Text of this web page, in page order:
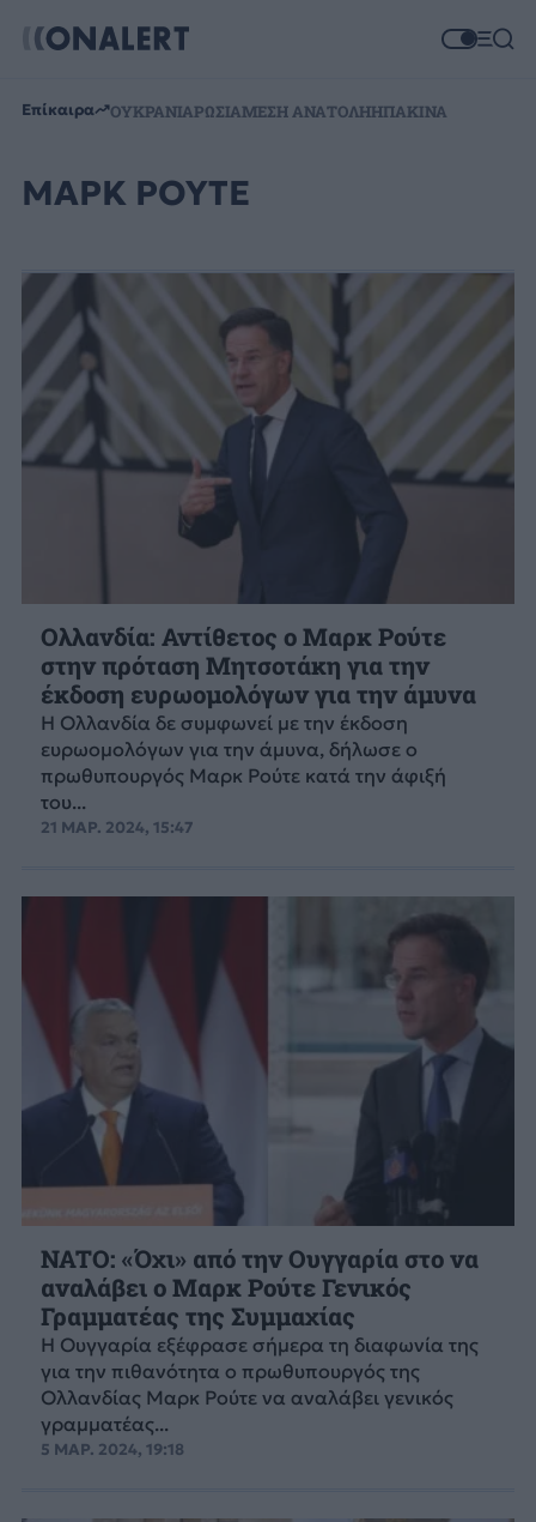
Επίκαιρα ΟΥΚΡΑΝΙΑΡΩΣΙΑΜΕΣΗ ΑΝΑΤΟΛΗΗΠΑΚΙΝΑ
ΜΑΡΚ ΡΟΥΤΕ
Ολλανδία: Αντίθετος ο Μαρκ Ρούτε
στην πρόταση Μητσοτάκη για την
έκδοση ευρωομολόγων για την άμυνα
Η Ολλανδία δε συμφωνεί με την έκδοση
ευρωομολόγων για την άμυνα, δήλωσε ο
πρωθυπουργός Μαρκ Ρούτε κατά την άφιξή
του...
21 ΜΑΡ. 2024, 15:47
NATO: «Όχι» από την Ουγγαρία στο να
αναλάβει ο Μαρκ Ρούτε Γενικός
Γραμματέας της Συμμαχίας
Η Ουγγαρία εξέφρασε σήμερα τη διαφωνία της
για την πιθανότητα ο πρωθυπουργός της
Ολλανδίας Μαρκ Ρούτε να αναλάβει γενικός
γραμματέας...
5 ΜΑΡ. 2024, 19:18